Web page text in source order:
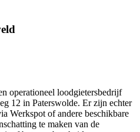
operationeel loodgietersbedrijf
12 in Paterswolde. Er zijn echter
Werkspot of andere beschikbare
te maken van de